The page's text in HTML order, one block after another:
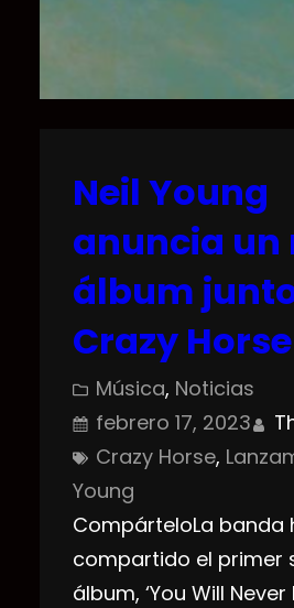
Neil Young
anuncia un
álbum
Crazy Horse
Música, Noticias
febrero 17, 2023
Crazy Horse,
Young
CompárteloLa banda
compartido el primer
álbum, ‘You Will Never